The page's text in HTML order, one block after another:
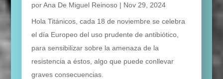
porAna De Miguel Reinoso| Nov 29, 2024
Hola Titánicos, cada 18 de noviembre se celebra
el día Europeo del uso prudente de antibiótico,
para sensibilizar sobre la amenaza de la
resistencia a éstos, algo que puede conllevar
graves consecuencias.